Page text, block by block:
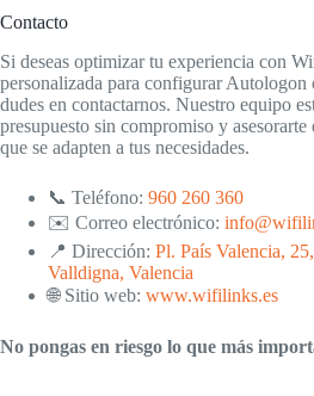
Contacto
Si deseas optimizar tu experiencia con
personalizada para configurar
dudes en contactarnos. Nuestro equipo
presupuesto sin compromiso y
que se adapten a tus necesidades.
📞 Teléfono: 960 260 360
✉️ Correo electrónico:
📍 Dirección: Pl. País Valencia,
Valldigna, Valencia
🌐 Sitio web: www.wifilinks.es
No pongas en riesgo lo que más